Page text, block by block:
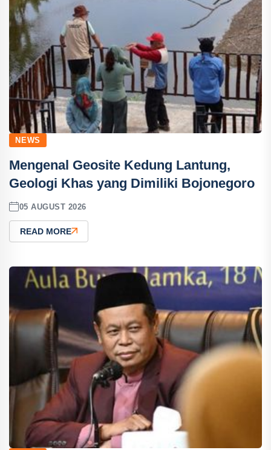
NEWS
Mengenal Geosite Kedung Lantung,
Geologi Khas yang Dimiliki Bojonegoro
05 AUGUST 2026
READ MORE